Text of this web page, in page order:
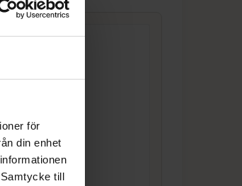
för
din enhet
till
5 i omdöme
Original
Razor
2 st